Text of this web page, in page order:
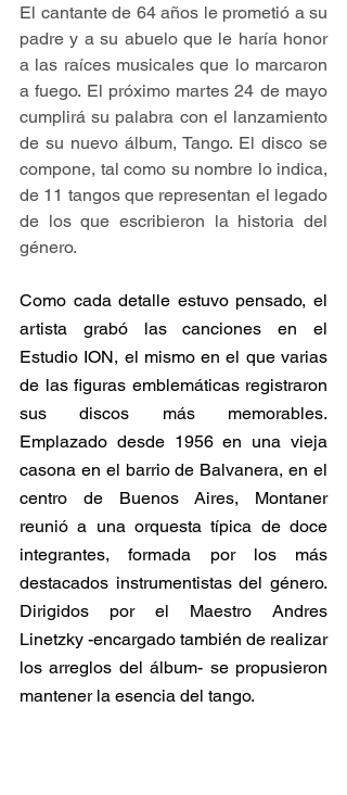
El cantante de 64 años le prometió a su
padre y a su abuelo que le haría honor
a las raíces musicales que lo marcaron
a fuego. El próximo martes 24 de mayo
cumplirá su palabra con el lanzamiento
de su nuevo álbum, Tango. El disco se
compone, tal como su nombre lo indica,
de 11 tangos que representan el legado
de los que escribieron la historia del
género.
Como cada detalle estuvo pensado, el
artista grabó las canciones en el
Estudio ION, el mismo en el que varias
de las figuras emblemáticas registraron
sus discos más memorables.
Emplazado desde 1956 en una vieja
casona en el barrio de Balvanera, en el
centro de Buenos Aires, Montaner
reunió a una orquesta típica de doce
integrantes, formada por los más
destacados instrumentistas del género.
Dirigidos por el Maestro Andres
Linetzky -encargado también de realizar
los arreglos del álbum- se propusieron
mantener la esencia del tango.